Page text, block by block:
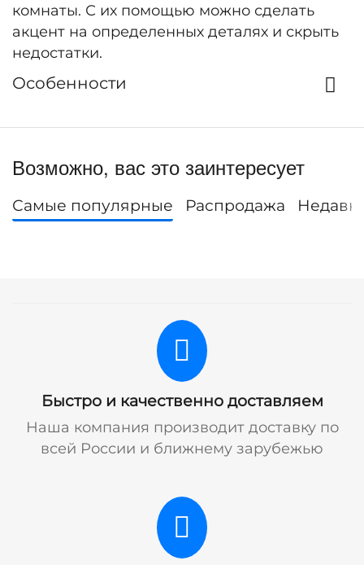
комнаты. С их помощью можно сделать
акцент на определенных деталях и скрыть
недостатки.
Особенности
Возможно, вас это заинтересует
Самые популярные Распродажа
Быстро и качественно доставляем
Наша компания производит доставку по
всей России и ближнему зарубежью